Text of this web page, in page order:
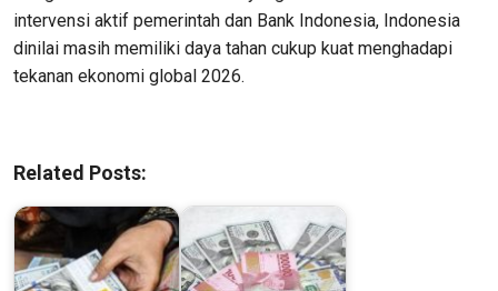
intervensi aktif pemerintah dan Bank Indonesia, Indonesia
dinilai masih memiliki daya tahan cukup kuat menghadapi
tekanan ekonomi global 2026.
Related Posts: